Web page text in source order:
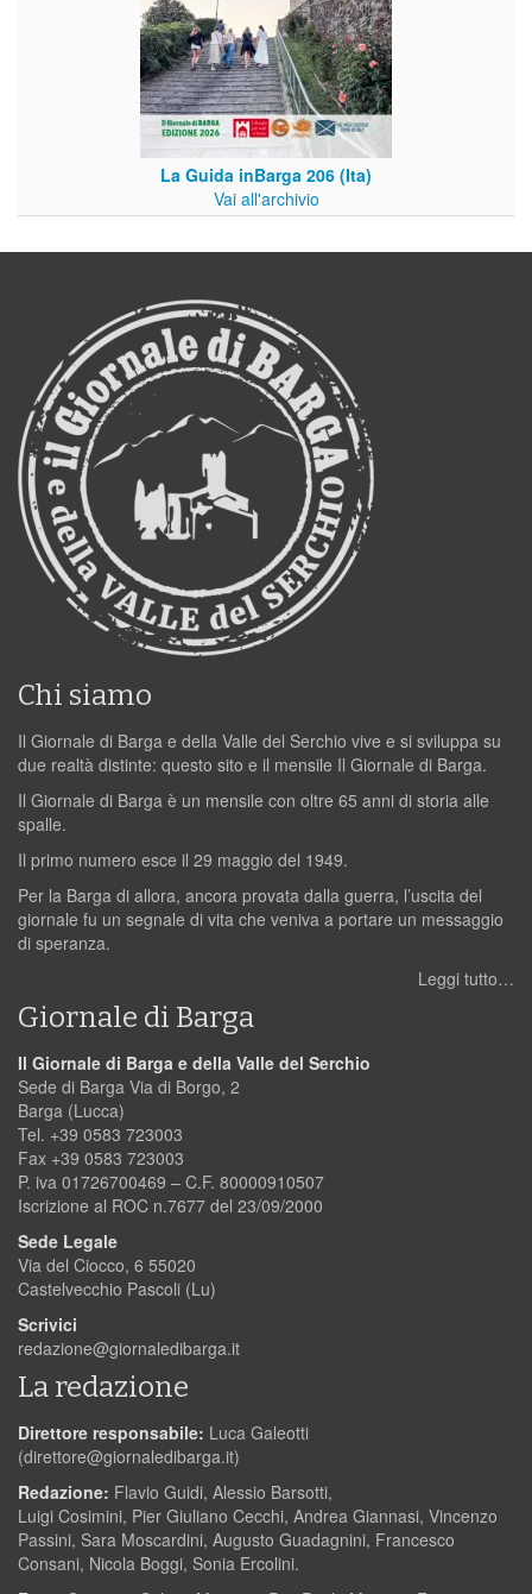
La Guida inBarga 206 (Ita)
Vai all'archivio
Chi siamo
Il Giornale di Barga e della Valle del Serchio vive e si sviluppa su
due realtà distinte: questo sito e il mensile Il Giornale di Barga.
Il Giornale di Barga è un mensile con oltre 65 anni di storia alle
spalle.
Il primo numero esce il 29 maggio del 1949.
Per la Barga di allora, ancora provata dalla guerra, l’uscita del
giornale fu un segnale di vita che veniva a portare un messaggio
di speranza.
Leggi tutto…
Giornale di Barga
Il Giornale di Barga e della Valle del Serchio
Sede di Barga Via di Borgo, 2
Barga (Lucca)
Tel. +39 0583 723003
Fax +39 0583 723003
P. iva 01726700469 – C.F. 80000910507
Iscrizione al ROC n.7677 del 23/09/2000
Sede Legale
Via del Ciocco, 6 55020
Castelvecchio Pascoli (Lu)
Scrivici
redazione@giornaledibarga.it
La redazione
Direttore responsabile: Luca Galeotti
(direttore@giornaledibarga.it)
Redazione: Flavio Guidi, Alessio Barsotti,
Luigi Cosimini, Pier Giuliano Cecchi, Andrea Giannasi, Vincenzo
Passini, Sara Moscardini, Augusto Guadagnini, Francesco
Consani, Nicola Boggi, Sonia Ercolini.